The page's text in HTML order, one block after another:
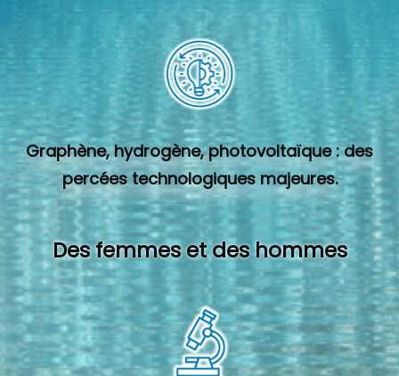
Graphène, hydrogène, photovoltaïque : des
percées technologiques majeures.
Des femmes et des hommes